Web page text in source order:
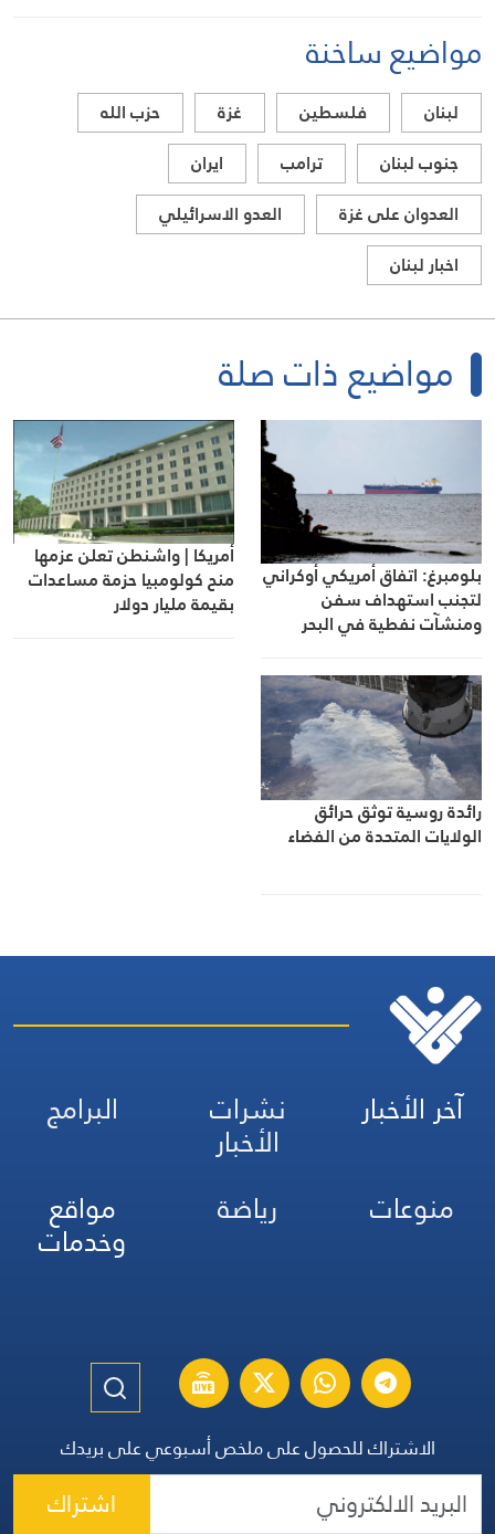
مواضيع ساخنة
لبنان فلسطين غزة
حزب الله
جنوب لبنان
ترامب
ايران
العدوان على غزة
العدو الاسرائيلي
اخبار لبنان
مواضيع ذات صلة
بلومبرغ: اتفاق أمريكي أوكراني
لتجنب استهداف سفن
ومنشآت نفطية في البحر
أمريكا | واشنطن تعلن عزمها
منح كولومبيا حزمة مساعدات
بقيمة مليار دولار
رائدة روسية توثق حرائق
الولايات المتحدة من الفضاء
آخر الأخبار نشرات
الأخبار
البرامج
منوعات
رياضة مواقع
وخدمات
الاشتراك للحصول على ملخص أسبوعي على بريدك
اشتراك